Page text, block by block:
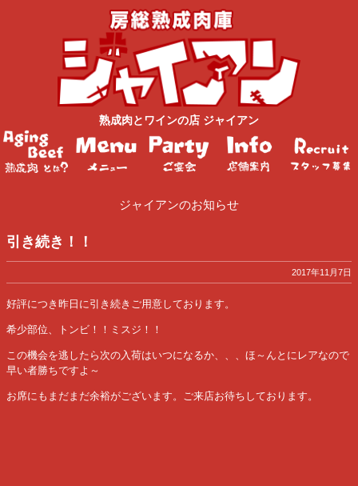
熟成肉と ワインの店 ジャイアン
ジャイアンのお知らせ
引き続き！！
2017年11月7日
好評につき昨日に引き続きご用意しております。
希少部位、トンビ！！ミスジ！！
この機会を逃したら次の入荷はいつになるか、、、ほ～んとにレアなので
早い者勝ちですよ～
お席にもまだまだ余裕がございます。ご来店お待ちしております。